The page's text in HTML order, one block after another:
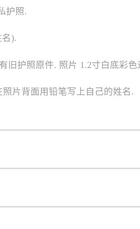
护照.
).
旧护照原件. 照片 1.2寸白底彩色
照片背面用铅笔写上自己的姓名.